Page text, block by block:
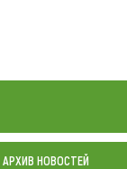
АРХИВ НОВОСТЕЙ